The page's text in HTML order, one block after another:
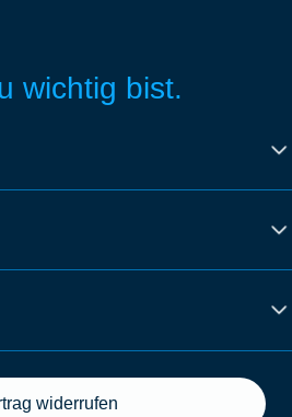
wichtig bist.
widerrufen